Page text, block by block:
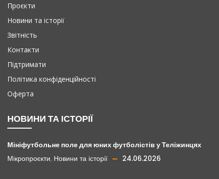
Проєкти
Новини та історії
Звітність
Контакти
Підтримати
Політика конфіденційності
Оферта
НОВИНИ ТА ІСТОРІЇ
Мініфутбольне поле для юних футболістів у Теліжинцях
Мікропроєкти, Новини та історії 24.06.2026